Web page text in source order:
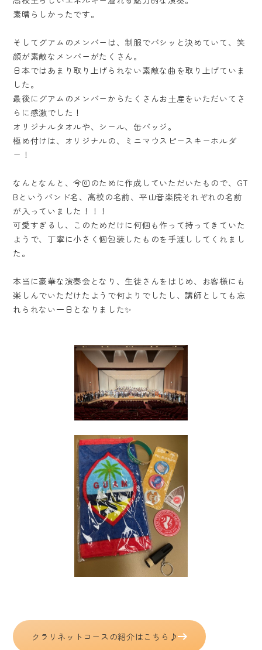
素晴らしかったです。
そしてグアムのメンバーは、制服でバシッと決めていて、笑
顔が素敵なメンバーがたくさん。
日本ではあまり取り上げられない素敵な曲を取り上げていま
した。
最後にグアムのメンバーからたくさんお土産をいただいてさ
らに感激でした！
オリジナルタオルや、シール、缶バッジ。
極め付けは、オリジナルの、ミニマウスピースキーホルダ
ー！
なんとなんと、今回のために作成していただいたもので、GT
Bというバンド名、高校の名前、平山音楽院それぞれの名前
が入っていました！！！
可愛すぎるし、このためだけに何個も作って持ってきていた
ようで、丁寧に小さく個包装したものを手渡ししてくれまし
た。
本当に豪華な演奏会となり、生徒さんをはじめ、お客様にも
楽しんでいただけたようで何よりでしたし、講師としても忘
れられない一日となりました✨
クラリネットコースの紹介はこちら♪